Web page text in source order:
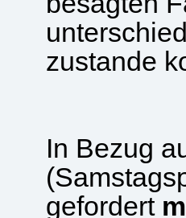
zustande
In Bezug
gefordert